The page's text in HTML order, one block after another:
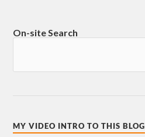
On-site Search
MY VIDEO INTRO TO THIS BLOG